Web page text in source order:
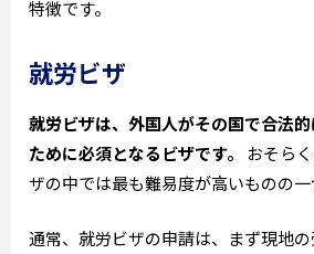
特徴です。
就労ビザ
就労ビザは、外国人がその国で合法
ために必須となるビザです。
おそら
ザの中では最も難易度が高いものの一
通常、就労ビザの申請は、まず現地